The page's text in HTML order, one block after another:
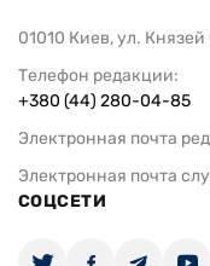
01010 Киев, ул.
Телефон редакции:
+380 (44) 280-04-85
Электронная почта
Электронная почта
СОЦСЕТИ